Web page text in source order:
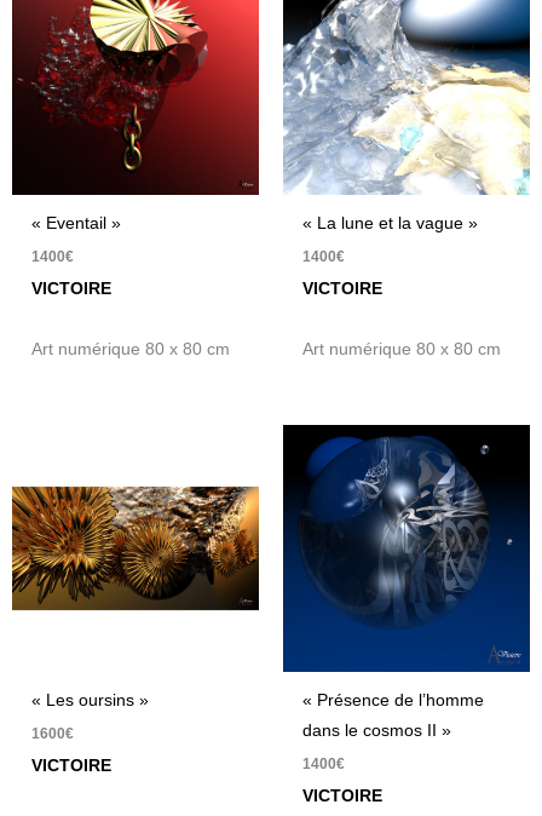
« Eventail »
1400€
VICTOIRE
Art numérique 80 x 80 cm
« La lune et la vague »
1400€
VICTOIRE
Art numérique 80 x 80 cm
« Les oursins »
1600€
VICTOIRE
« Présence de l’homme
dans le cosmos II »
1400€
VICTOIRE